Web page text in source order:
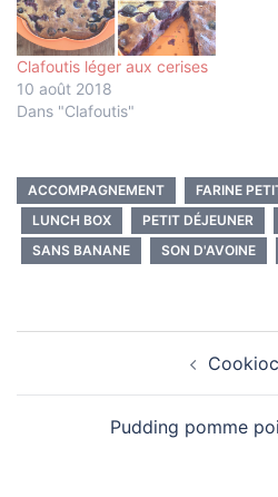
Clafoutis léger aux cerises
10 août 2018
Dans "Clafoutis"
ACCOMPAGNEMENT
FARINE
LUNCH BOX
PETIT DÉJEUNER
SANS BANANE
SON D'AVOINE
Pudding pomme